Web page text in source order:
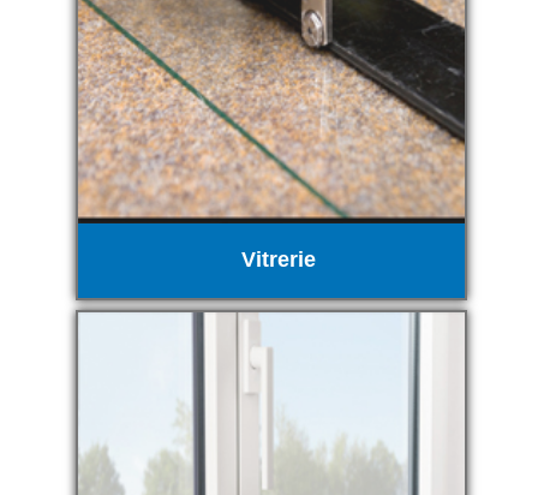
Vitrerie